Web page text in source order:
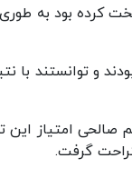
کرده بود به طوری
و توانستند با
صالحی امتیاز این
گرفت.